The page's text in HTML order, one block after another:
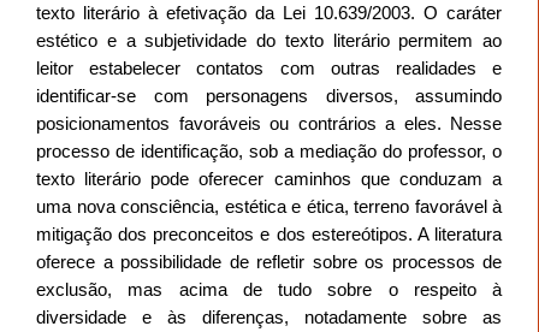
texto literário à efetivação da Lei 10.639/2003. O caráter
estético e a subjetividade do texto literário permitem ao
leitor estabelecer contatos com outras realidades e
identificar-se com personagens diversos, assumindo
posicionamentos favoráveis ou contrários a eles. Nesse
processo de identificação, sob a mediação do professor, o
texto literário pode oferecer caminhos que conduzam a
uma nova consciência, estética e ética, terreno favorável à
mitigação dos preconceitos e dos estereótipos. A literatura
oferece a possibilidade de refletir sobre os processos de
exclusão, mas acima de tudo sobre o respeito à
diversidade e às diferenças, notadamente sobre as